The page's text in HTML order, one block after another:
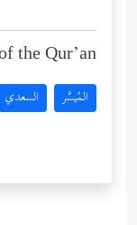
the Qur’an:
المُيسَّر السعدي